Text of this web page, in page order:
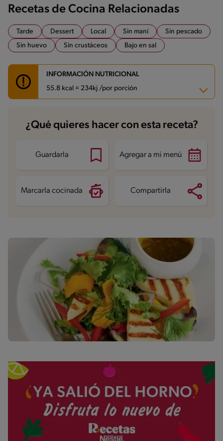
Recetas de Cocina Relacionadas
Tarde Dessert Local Sin maní
Sin pescado
Sin huevo
Sin crustáceos Bajo en sal
INFORMACIÓN NUTRICIONAL
55.8 kcal = 234kj /por porción
Carbohidratos 7.7 g
Energía 55.8 kcal
Proteína
Grasas saturadas 0 g
¿Qué quieres hacer con esta receta?
Guardarla Agregar a mi menú
Marcarla cocinada Compartirla